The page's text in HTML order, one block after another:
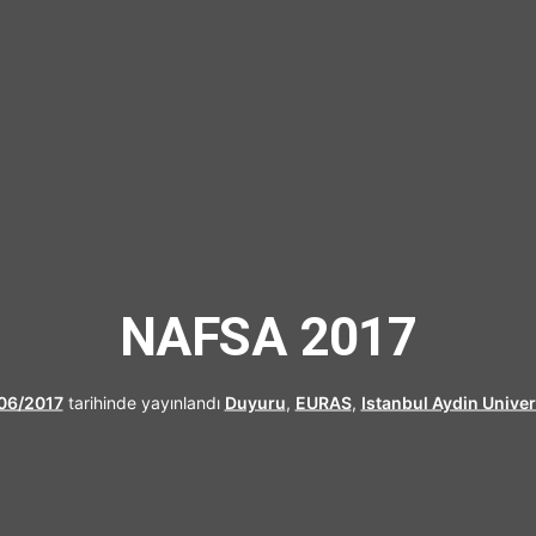
NAFSA 2017
2017tarihinde yayınlandı Duyuru EURAS, Istanbul Aydin